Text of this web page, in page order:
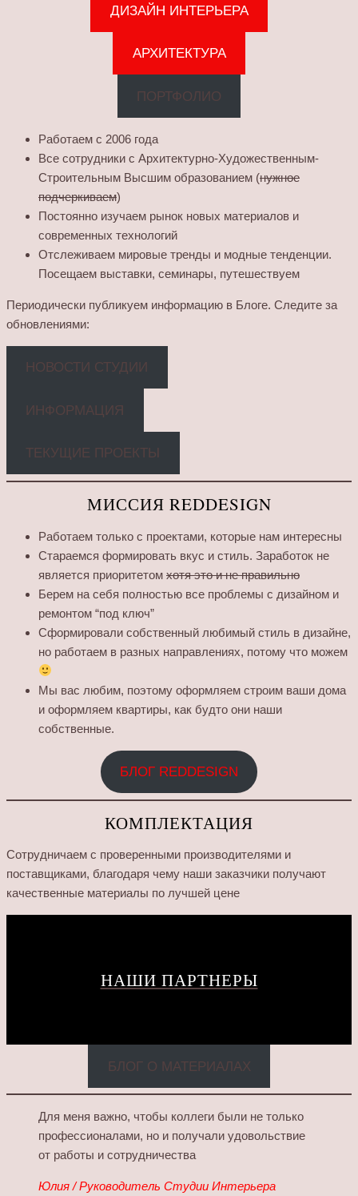
ДИЗАЙН ИНТЕРЬЕРА
АРХИТЕКТУРА
ПОРТФОЛИО
Работаем с 2006 года
Все сотрудники с Архитектурно-Художественным-
Строительным Высшим образованием (нужное
подчеркиваем)
Постоянно изучаем рынок новых материалов и
современных технологий
Отслеживаем мировые тренды и модные тенденции.
Посещаем выставки, семинары, путешествуем
Периодически публикуем информацию в Блоге. Следите за
обновлениями:
НОВОСТИ СТУДИИ
ИНФОРМАЦИЯ
ТЕКУЩИЕ ПРОЕКТЫ
МИССИЯ REDDESIGN
Работаем только с проектами, которые нам интересны
Стараемся формировать вкус и стиль. Заработок не
является приоритетом хотя это и не правильно
Берем на себя полностью все проблемы с дизайном и
ремонтом “под ключ”
Сформировали собственный любимый стиль в дизайне,
но работаем в разных направлениях, потому что можем
Мы вас любим, поэтому оформляем строим ваши дома
и оформляем квартиры, как будто они наши
собственные.
БЛОГ REDDESIGN
КОМПЛЕКТАЦИЯ
Сотрудничаем с проверенными производителями и
поставщиками, благодаря чему наши заказчики получают
качественные материалы по лучшей цене
НАШИ ПАРТНЕРЫ
БЛОГ О МАТЕРИАЛАХ
Для меня важно, чтобы коллеги были не только
профессионалами, но и получали удовольствие
от работы и сотрудничества
Юлия / Руководитель Студии Интерьера